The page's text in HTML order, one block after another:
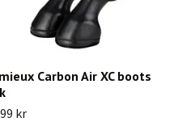
Carbon Air XC boots
kr